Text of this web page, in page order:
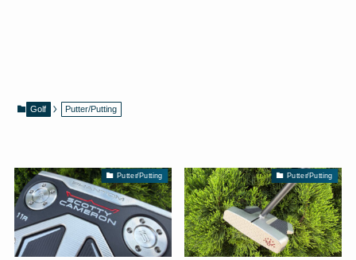
Golf Putter/Putting
Putter/Putting Putter/Putting